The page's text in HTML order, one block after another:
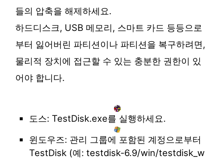
들의 압축을 해제하세요.
하드디스크, USB 메모리, 스마트 카드 등등으로
부터 잃어버린 파티션이나 파티션을 복구하려면,
물리적 장치에 접근할 수 있는 충분한 권한이 있
어야 합니다.
도스: TestDisk.exe를 실행하세요.
윈도우즈: 관리 그룹에 포함된 계정으로부터
TestDisk (예: testdisk-6.9/win/testdisk_w